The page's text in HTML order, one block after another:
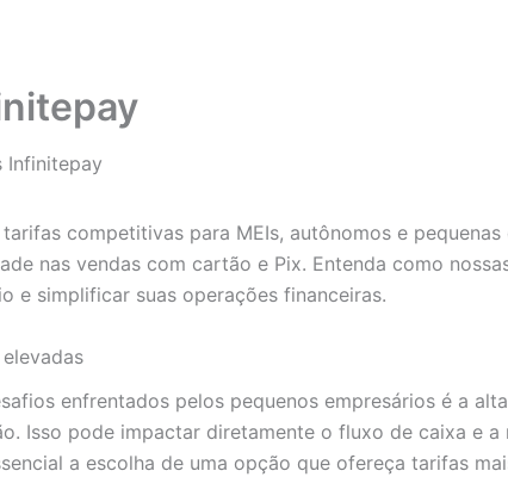
Infinitepay
competitivas para MEIs, autônomos e pequenas
nas vendas com cartão e Pix. Entenda como
e simplificar suas operações financeiras.
enfrentados pelos pequenos empresários é a
Isso pode impactar diretamente o fluxo de caixa e a
a escolha de uma opção que ofereça tarifas